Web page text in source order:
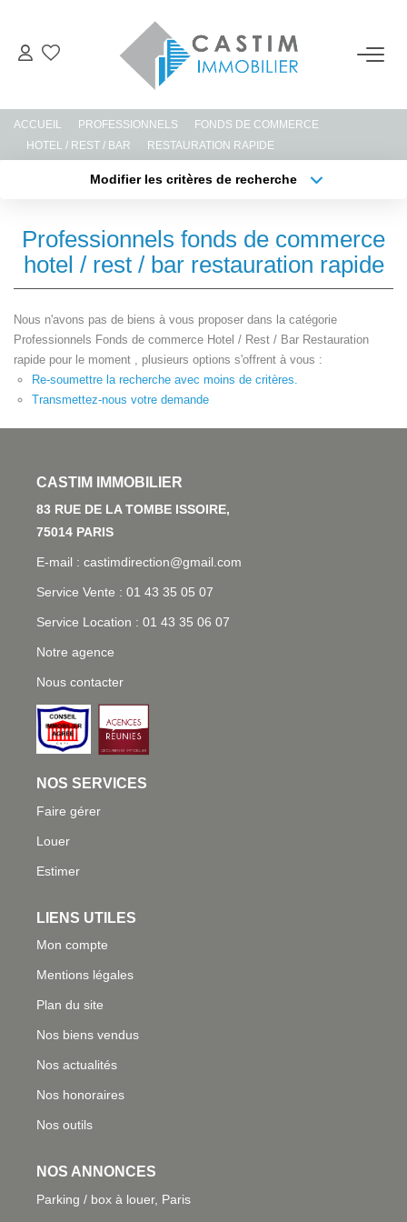
ESTIMER
GERER
CONTACT
ACCUEIL PROFESSIONNELS
FONDS DE COMMERCE
HOTEL / REST / BAR
RESTAURATION RAPIDE
Modifier les critères de recherche
Sélectionnez...
Type de bien
Créer une alerte
Professionnels fonds de commerce
hotel / rest / bar restauration rapide
Nous n'avons pas de biens à vous proposer dans la catégorie
Professionnels Fonds de commerce Hotel / Rest / Bar Restauration
rapide pour le moment , plusieurs options s'offrent à vous :
Re-soumettre la recherche avec moins de critères.
Transmettez-nous votre demande
L'AGENCE
83 RUE DE LA TOMBE ISSOIRE, 75014 PARIS
E-mail : castimdirection@gmail.com
Service Vente : 01 43 35 05 07
Service Location : 01 43 35 06 07
Notre agence
Nous contacter
NOS SERVICES
Faire gérer
Louer
Estimer
LIENS UTILES
Mon compte
Mentions légales
Plan du site
Nos biens vendus
Nos actualités
Nos honoraires
Nos outils
NOS ANNONCES
Parking / box à louer, Paris